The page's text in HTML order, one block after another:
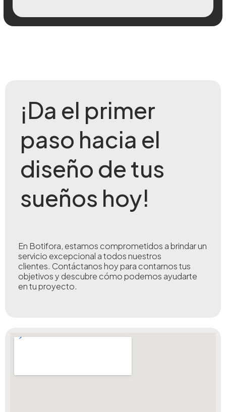
¡Da el primer
paso hacia el
diseño de tus
sueños hoy!
En Botifora, estamos comprometidos a brindar un
servicio excepcional a todos nuestros
clientes. Contáctanos hoy para contarnos tus
objetivos y descubre cómo podemos ayudarte
en tu proyecto.